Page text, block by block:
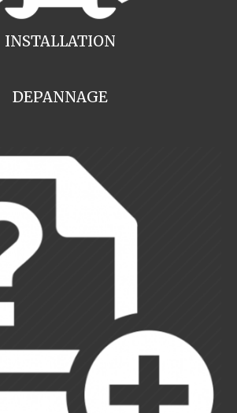
INSTALLATION
DEPANNAGE